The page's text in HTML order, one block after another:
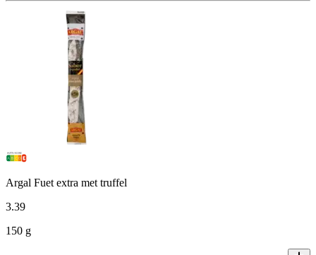
Argal Fuet extra met truffel
3.39
150 g